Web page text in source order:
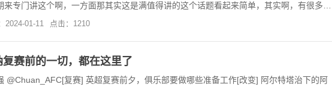
来专门讲这个啊，一方面那其实这是满值得讲的这个话题看起来简单，其实啊，有很多细
己都要去查资料的啊，所以我觉得可以专
2024-01-11 点击：1210
赛前的一切，都在这里了
@Chuan_AFC[复赛] 英超复赛前夕，俱乐部要做哪些准备工作[改变] 阿尔特塔治下的阿